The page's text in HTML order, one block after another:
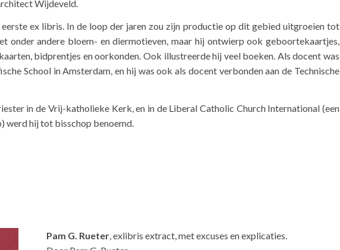
Wijdeveld.
ex libris. In de loop der jaren zou zijn productie op dit gebied uitgroeien tot
onder andere bloem- en diermotieven, maar hij ontwierp ook geboortekaartjes,
bidprentjes en oorkonden. Ook illustreerde hij veel boeken. Als docent was
School in Amsterdam, en hij was ook als docent verbonden aan de Technische
in de Vrij-katholieke Kerk, en in de Liberal Catholic Church International (een
werd hij tot bisschop benoemd.
Pam G. Rueter, exlibris extract, met excuses en explicaties.